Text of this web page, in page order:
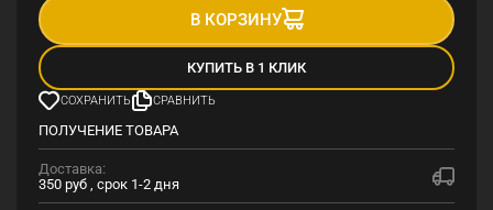
В КОРЗИНУ
КУПИТЬ В 1 КЛИК
СОХРАНИТЬ СРАВНИТЬ
ПОЛУЧЕНИЕ ТОВАРА
Доставка:
350 руб , срок 1-2 дня